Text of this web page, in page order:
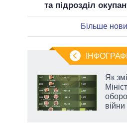
та підрозділ
Більше
Як